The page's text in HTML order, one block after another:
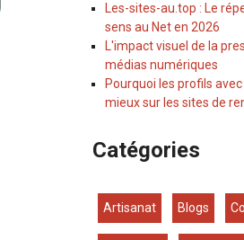
Les-sites-au.top : Le répertoire qui redonne du
sens au Net en 2026
L'impact visuel de la presse satirique dans les
médias numériques
Pourquoi les profils avec photos réussissent
mieux sur les sites de
Catégories
Artisanat Blogs